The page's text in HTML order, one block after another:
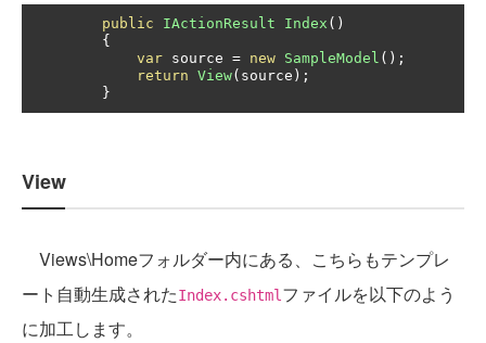
public IActionResult Index ()
{
var source = new SampleModel ();
return View( source );
}
View
Views\Homeフォルダー内にある、こちらもテンプレ
ート自動生成されたIndex.cshtmlファイルを以下のよう
に加工します。